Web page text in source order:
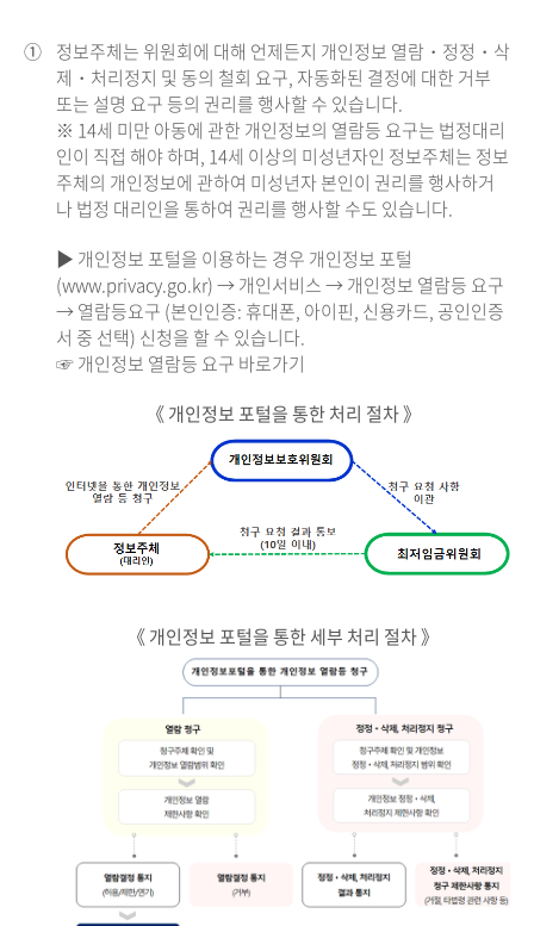
① 정보주체는 위원회에 대해 언제든지 개인정보 열람・정정・삭
제・처리정지 및 동의 철회 요구, 자동화된 결정에 대한 거부
또는 설명 요구 등의 권리를 행사할 수 있습니다.
※ 14세 미만 아동에 관한 개인정보의 열람등 요구는 법정대리
인이 직접 해야 하며, 14세 이상의 미성년자인 정보주체는 정보
주체의 개인정보에 관하여 미성년자 본인이 권리를 행사하거
나 법정 대리인을 통하여 권리를 행사할 수도 있습니다.
▶ 개인정보 포털을 이용하는 경우 개인정보 포털
(www.privacy.go.kr) → 개인서비스 → 개인정보 열람등 요구
→ 열람등요구 (본인인증: 휴대폰, 아이핀, 신용카드, 공인인증
서 중 선택) 신청을 할 수 있습니다.
☞ 개인정보 열람등 요구 바로가기
《 개인정보 포털을 통한 처리 절차 》
《 개인정보 포털을 통한 세부 처리 절차 》